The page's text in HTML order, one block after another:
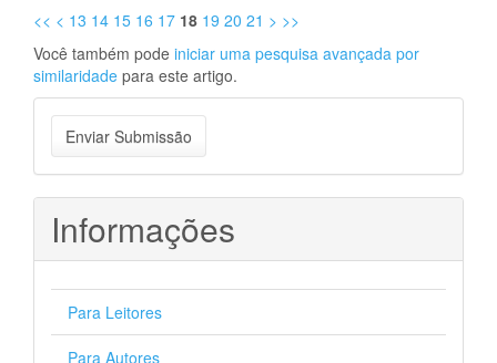
<< < 13 14 15 16 17 18 19 20 21 > >>
Você também pode iniciar uma pesquisa avançada por
similaridade para este artigo.
Enviar
Submissão
Enviar Submissão
Informações
Para Leitores
Para Autores